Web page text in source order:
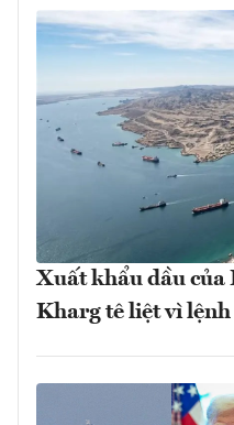
Xuất khẩu dầu
Kharg tê liệt vì